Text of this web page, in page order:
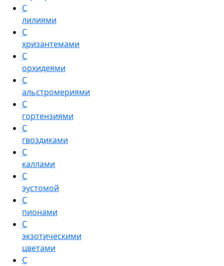
С
лилиями
С
хризантемами
С
орхидеями
С
альстромериями
С
гортензиями
С
гвоздиками
С
каллами
С
эустомой
С
пионами
С
экзотическими
цветами
С